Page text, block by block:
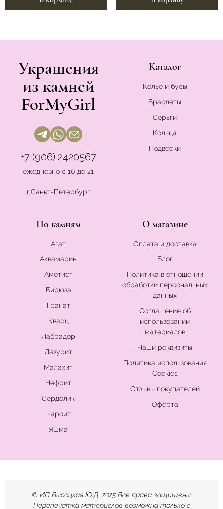
Украшения
из камней
ForMyGirl
+7 (906) 2420567
ежедневно с 10 до 21
г.Санкт-Петербург
Каталог
Колье и бусы
Браслеты
Серьги
Кольца
Подвески
По камням
Агат
Аквамарин
Аметист
Бирюза
Гранат
Кварц
Лабрадор
Лазурит
Малахит
Нефрит
Сердолик
Чароит
Яшма
О магазине
Оплата и доставка
Блог
Политика в отношении
обработки персональных
данных
Соглашение об
использовании
материалов
Наши реквизиты
Политика использования
Cookies
Отзывы покупателей
Оферта
© ИП Высоцкая Ю.Д. 2025 Все права защищены.
Перепечатка материалов возможна только с